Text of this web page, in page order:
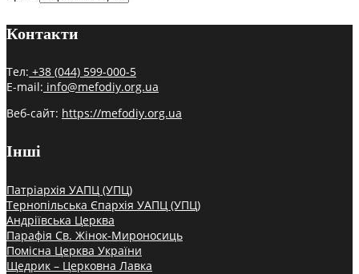
Контакти
Тел: +38 (044) 599-000-5
E-mail: info@mefodiy.org.ua
Веб-сайт: https://mefodiy.org.ua
Інші
Патріархія УАПЦ (УПЦ)
Тернопільська Єпархія УАПЦ (УПЦ)
Андріївська Церква
Парафія Св. Жінок-Мироносиць
Помісна Церква України
Щедрик – Церковна Лавка